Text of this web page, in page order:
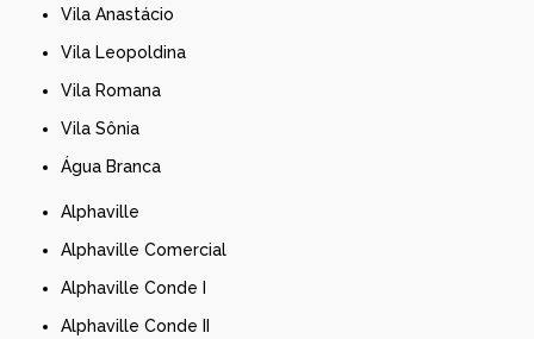
Vila Anastácio
Vila Leopoldina
Vila Romana
Vila Sônia
Água Branca
Alphaville
Alphaville Comercial
Alphaville Conde I
Alphaville Conde II